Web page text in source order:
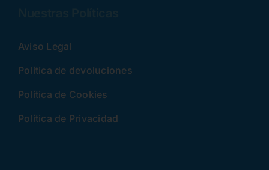
Aviso Legal
Política de devoluciones
Política de Cookies
Política de Privacidad